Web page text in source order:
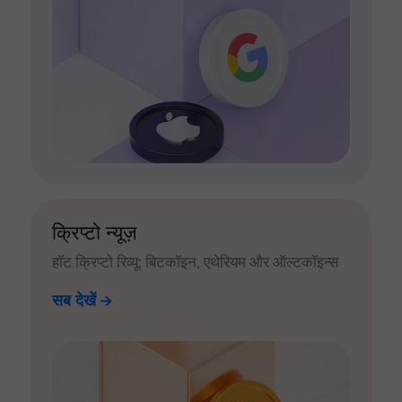
क्रिप्टो न्यूज़
हॉट क्रिप्टो रिव्यू: बिटकॉइन, एथेरियम और ऑल्टकॉइन्स
सब देखें